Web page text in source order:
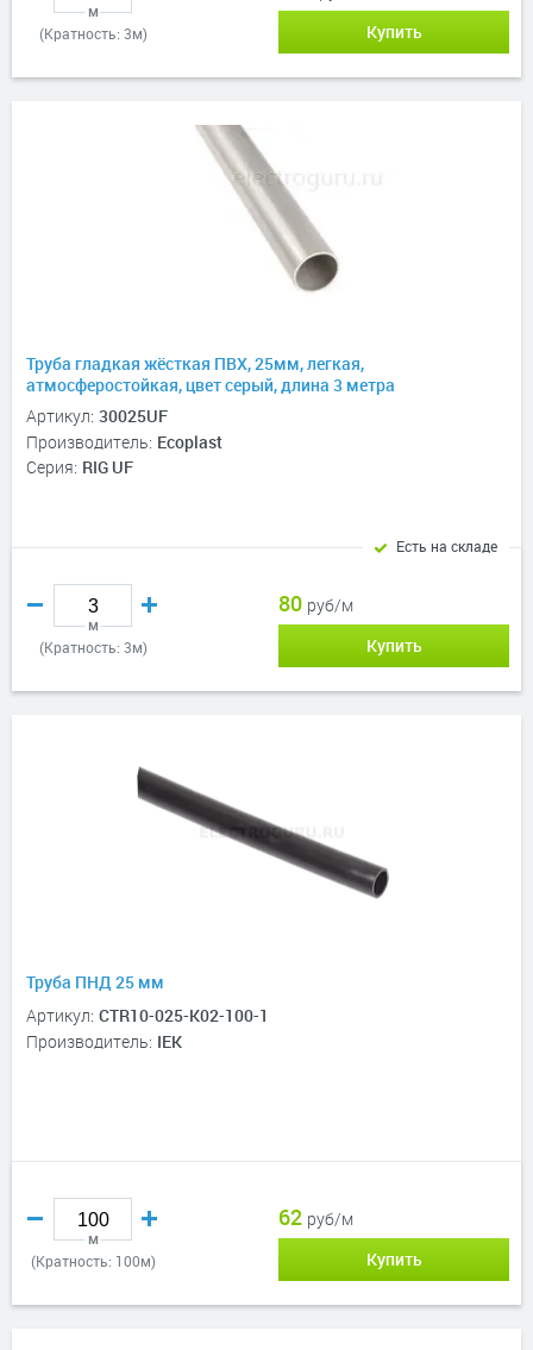
м
(Кратность: 3м)
Купить
Труба гладкая жёсткая ПВХ, 25мм, легкая,
атмосферостойкая, цвет серый, длина 3 метра
Артикул: 30025UF
Производитель: Ecoplast
Серия: RIG UF
м
(Кратность: 3м)
80 руб/м
Купить
Есть на складе
Труба ПНД 25 мм
Артикул: CTR10-025-K02-100-1
Производитель: IEK
м
(Кратность: 100м)
62 руб/м
Купить